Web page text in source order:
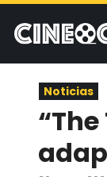
Noticias